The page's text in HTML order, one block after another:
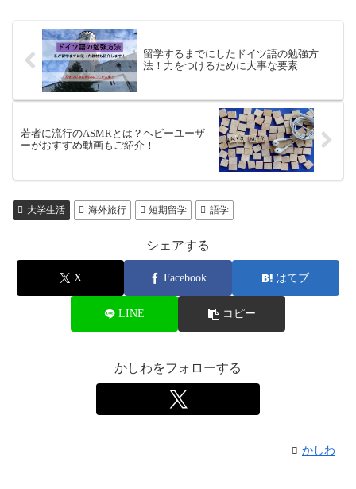
留学するまでにしたドイツ語の勉強方
法！力をつけるために大事な要素
若者に流行のASMRとは？ヘビーユーザ
ーがおすすめ動画もご紹介！
大学生活 海外旅行 短期留学 語学
シェアする
X Facebook はてブ
LINE コピー
かしわをフォローする
かしわ